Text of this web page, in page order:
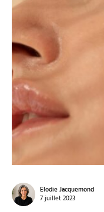
Elodie Jacquemond
7 juillet 2023